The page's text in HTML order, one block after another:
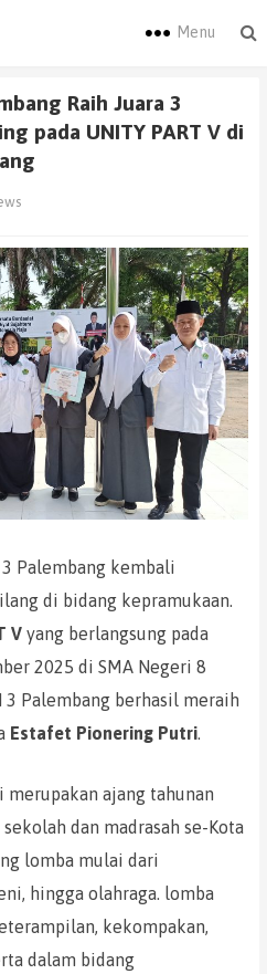
Menu
Raih Juara 3
pada UNITY PART V di
Palembang kembali
di bidang kepramukaan.
Vyang berlangsung pada
2025 di SMA Negeri 8
Palembang berhasil meraih
Estafet Pionering Putri.
merupakan ajang tahunan
dan madrasah se-Kota
lomba mulai dari
hingga olahraga. lomba
kekompakan,
dalam bidang